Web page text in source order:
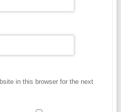
in this browser for the next